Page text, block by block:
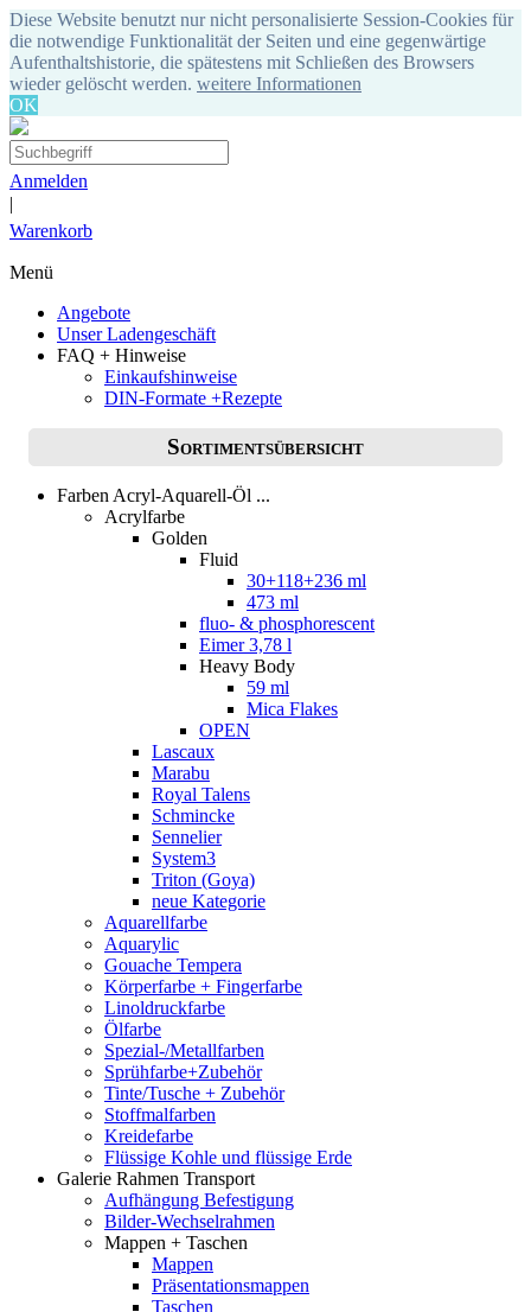
Diese Website benutzt nur nicht personalisierte Session-Cookies für
die notwendige Funktionalität der Seiten und eine gegenwärtige
Aufenthaltshistorie, die spätestens mit Schließen des Browsers
wieder gelöscht werden. weitere Informationen
OK
Anmelden
|
Warenkorb
Menü
Angebote
Unser Ladengeschäft
FAQ + Hinweise
Einkaufshinweise
DIN-Formate +Rezepte
Sortimentsübersicht
Farben Acryl-Aquarell-Öl ...
Acrylfarbe
Golden
Fluid
30+118+236 ml
473 ml
fluo- & phosphorescent
Eimer 3,78 l
Heavy Body
59 ml
Mica Flakes
OPEN
Lascaux
Marabu
Royal Talens
Schmincke
Sennelier
System3
Triton (Goya)
neue Kategorie
Aquarellfarbe
Aquarylic
Gouache Tempera
Körperfarbe + Fingerfarbe
Linoldruckfarbe
Ölfarbe
Spezial-/Metallfarben
Sprühfarbe+Zubehör
Tinte/Tusche + Zubehör
Stoffmalfarben
Kreidefarbe
Flüssige Kohle und flüssige Erde
Galerie Rahmen Transport
Aufhängung Befestigung
Bilder-Wechselrahmen
Mappen + Taschen
Mappen
Präsentationsmappen
Taschen